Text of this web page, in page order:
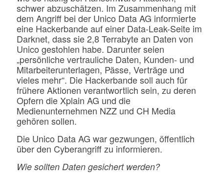
schwer abzuschätzen. Im Zusammenhang mit
dem Angriff bei der Unico Data AG informierte
eine Hackerbande auf einer Data-Leak-Seite im
Darknet, dass sie 2,8 Terrabyte an Daten von
Unico gestohlen habe. Darunter seien
„persönliche vertrauliche Daten, Kunden- und
Mitarbeiterunterlagen, Pässe, Verträge und
vieles mehr“. Die Hackerbande soll auch für
frühere Aktionen verantwortlich sein, zu deren
Opfern die Xplain AG und die
Medienunternehmen NZZ und CH Media
gehören sollen.
Die Unico Data AG war gezwungen, öffentlich
über den Cyberangriff zu informieren.
Wie sollten Daten gesichert werden?